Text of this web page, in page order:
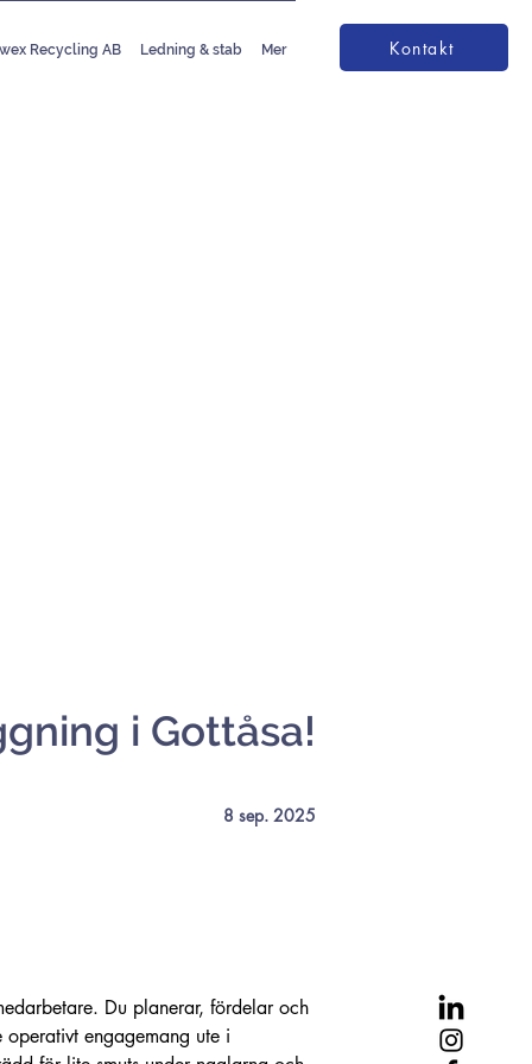
Kontakt
Recycling AB Ledning & stab Mer
i Gottåsa!
8 sep. 2025
Du planerar, fördelar och
engagemang ute i